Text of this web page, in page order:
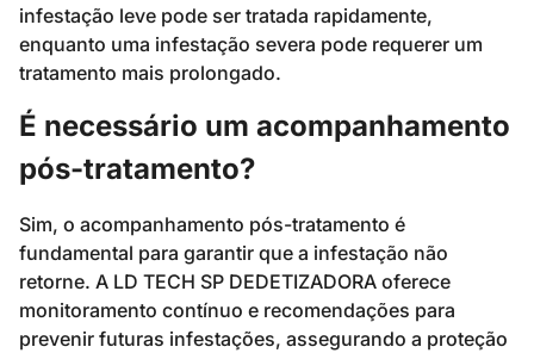
infestação leve pode ser tratada rapidamente,
enquanto uma infestação severa pode requerer um
tratamento mais prolongado.
É necessário um acompanhamento
pós-tratamento?
Sim, o acompanhamento pós-tratamento é
fundamental para garantir que a infestação não
retorne. A LD TECH SP DEDETIZADORA oferece
monitoramento contínuo e recomendações para
prevenir futuras infestações, assegurando a proteção